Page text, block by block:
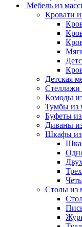
Мебель из
Кровати
Детская
Стеллажи
Комоды
Тумбы из
Буфеты
Диваны
Шкафы из
Столы из